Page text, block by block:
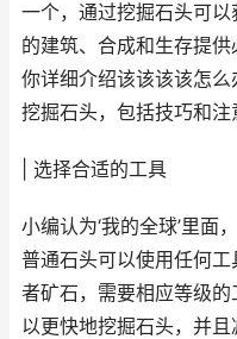
一个，通过挖掘石头可
的建筑、合成和生存提
你详细介绍该该该该怎么
挖掘石头，包括技巧和注
| 选择合适的工具
小编认为‘我的全球’里面
普通石头可以使用任何
者矿石，需要相应等级
以更快地挖掘石头，并且